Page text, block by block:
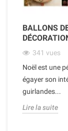
BALLONS
341 vues
Noël est une
égayer son
guirlandes...
Lire la suite